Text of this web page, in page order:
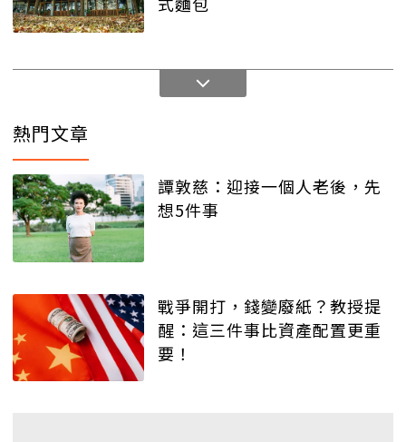
熱門文章
譚敦慈：迎接一個人老後，先
想5件事
戰爭開打，錢變廢紙？教授提
醒：這三件事比資產配置更重
要！